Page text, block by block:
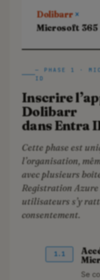
Dolibarr ×
Microsoft 365
— PHASE 1 ·
ID
Inscrire
Dolibarr
dans Entra
Cette phase est
l’organisation,
avec plusieurs
Registration
utilisateurs s’y
consentement.
1.1
Se